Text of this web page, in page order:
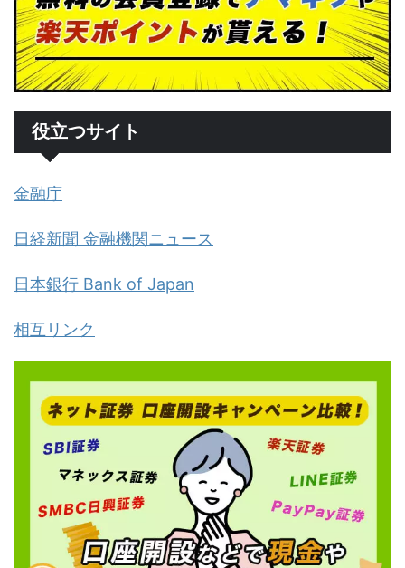
役立つサイト
金融庁
日経新聞 金融機関ニュース
日本銀行 Bank of Japan
相互リンク